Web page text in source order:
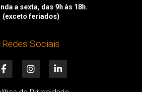
a sexta, das 9h às 18h.
(exceto feriados)
Redes Sociais
F
a
I
n
i